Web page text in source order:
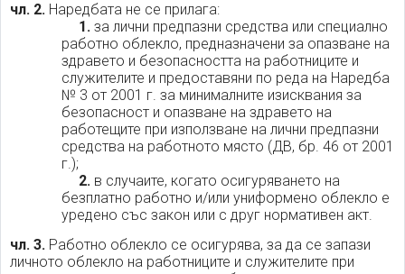
чл. 2. Наредбата не се прилага:
1.за лични предпазни средства или специално
работно облекло, предназначени за опазване на
здравето и безопасността на работниците и
служителите и предоставяни по реда на Наредба
№ 3 от 2001 г. за минималните изисквания за
безопасност и опазване на здравето на
работещите при използване на лични предпазни
средства на работното място (ДВ, бр. 46 от 2001
г.);
2.в случаите, когато осигуряването на
безплатно работно и/или униформено облекло е
уредено със закон или с друг нормативен акт.
чл. 3. Работно облекло се осигурява, за да се запази
личното облекло на работниците и служителите при